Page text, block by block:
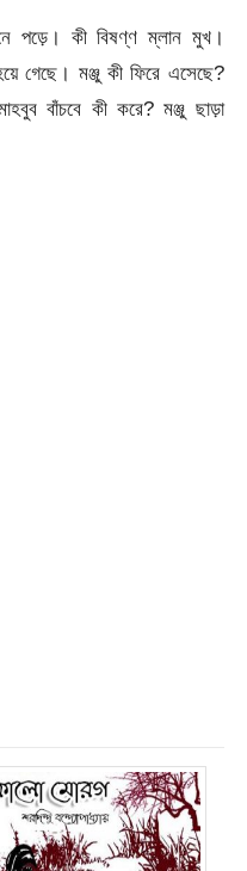
পড়ে। কী বিষণ্ণ ম্লান মুখ।
গেছে। মঞ্জু কী ফিরে এসেছে?
বাঁচবে কী করে? মঞ্জু ছাড়া